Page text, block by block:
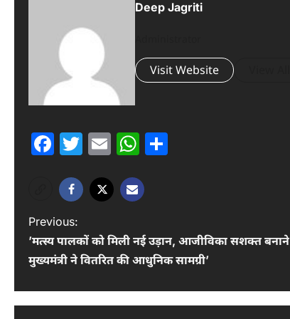
Deep Jagriti
Visit Website
Facebook
Twitter
EmailWhatsApp
P
o
t
Previous:
’मत्स्य पालकों को मिली नई उड़ान, आजीविका सशक्त बनाने
मुख्यमंत्री ने वितरित की आधुनिक सामग्री’